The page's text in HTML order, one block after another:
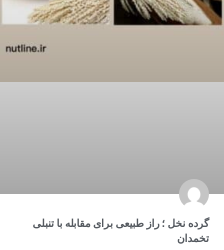
گرده نخل ؛ راز طبیعی برای مقابله با تنبلی
تخمدان